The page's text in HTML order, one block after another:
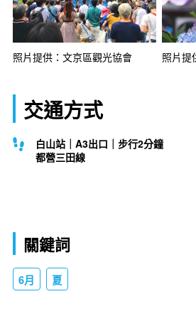
照片提供：文京區觀光協會 照片提
交通方式
白山站｜A3出口｜步行2分鐘
都營三田線
關鍵詞
6月 夏